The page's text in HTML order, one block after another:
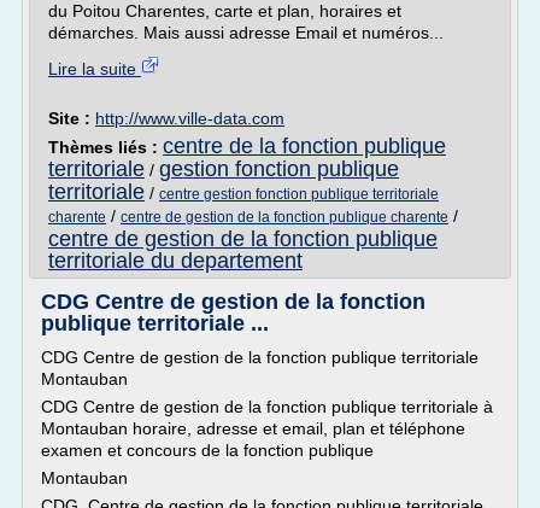
du Poitou Charentes, carte et plan, horaires et
démarches. Mais aussi adresse Email et numéros...
Lire la suite
Site : http://www.ville-data.com
Thèmes liés : centre de la fonction publique
territoriale / gestion fonction publique
territoriale / centre gestion fonction publique territoriale
charente / centre de gestion de la fonction publique charente /
centre de gestion de la fonction publique
territoriale du departement
CDG Centre de gestion de la fonction
publique territoriale ...
CDG Centre de gestion de la fonction publique territoriale
Montauban
CDG Centre de gestion de la fonction publique territoriale à
Montauban horaire, adresse et email, plan et téléphone
examen et concours de la fonction publique
Montauban